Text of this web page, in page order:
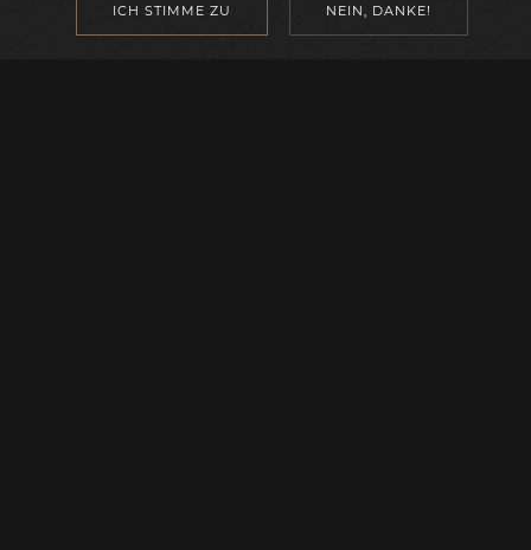
ICH STIMME ZU NEIN, DANKE!